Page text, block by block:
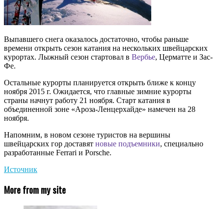
Выпавшего снега оказалось достаточно, чтобы раньше
времени открыть сезон катания на нескольких швейцарских
курортах. Лыжный сезон стартовал в Вербье, Церматте и Зас-
Фе.
Остальные курорты планируется открыть ближе к концу
ноября 2015 г. Ожидается, что главные зимние курорты
страны начнут работу 21 ноября. Старт катания в
объединенной зоне «Ароза-Ленцерхайде» намечен на 28
ноября.
Напомним, в новом сезоне туристов на вершины
швейцарских гор доставят новые подъемники, специально
разработанные Ferrari и Porsche.
Источник
More from my site